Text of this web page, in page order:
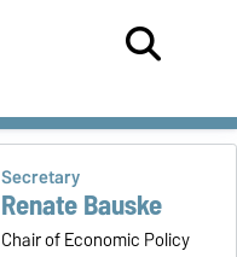
Secretary
Renate Bauske
Chair of Economic Policy